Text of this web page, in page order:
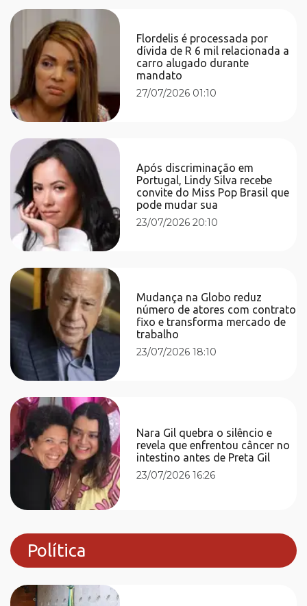
Flordelis é processada por
dívida de R 6 mil relacionada a
carro alugado durante
mandato
27/07/2026 01:10
Após discriminação em
Portugal, Lindy Silva recebe
convite do Miss Pop Brasil que
pode mudar sua
23/07/2026 20:10
Mudança na Globo reduz
número de atores com contrato
fixo e transforma mercado de
trabalho
23/07/2026 18:10
Nara Gil quebra o silêncio e
revela que enfrentou câncer no
intestino antes de Preta Gil
23/07/2026 16:26
Política